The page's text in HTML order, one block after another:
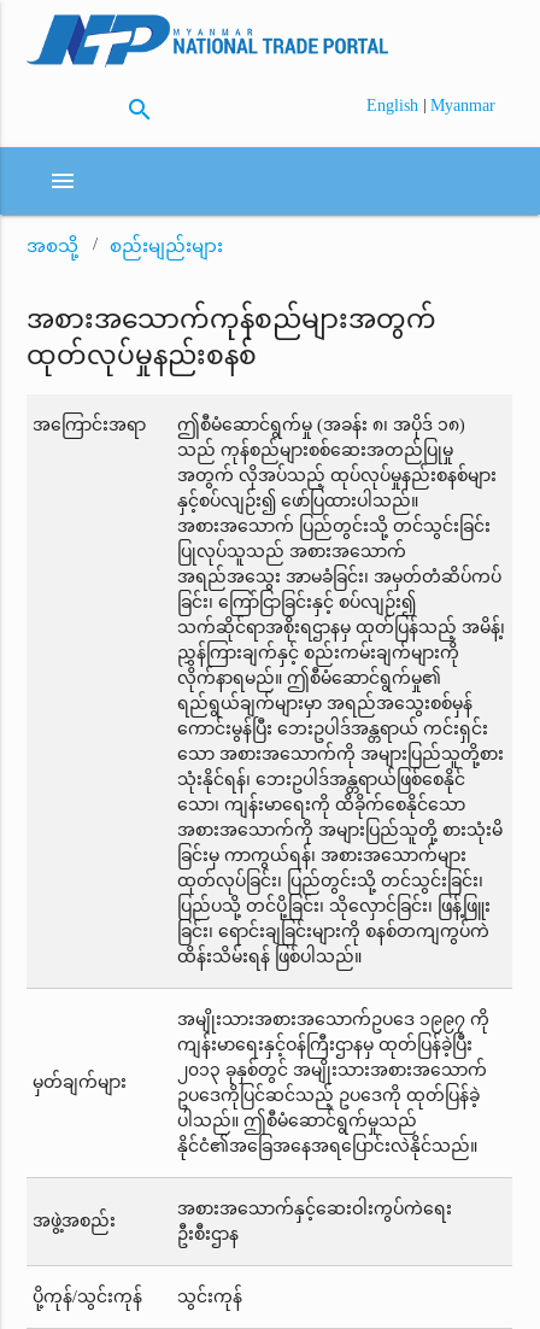
search English | Myanmar
menu
အစသို့ စည်းမျည်းများ
အစားအသောက်ကုန်စည်များအတွက်
ထုတ်လုပ်မှုနည်းစနစ်
အကြောင်းအရာ
ဤစီမံဆောင်ရွက်မှု (အခန်း ၈၊ အပိုဒ် ၁၈)
သည် ကုန်စည်များစစ်ဆေးအတည်ပြုမှု
အတွက် လိုအပ်သည့် ထုပ်လုပ်မှုနည်းစနစ်များ
နှင့်စပ်လျဉ်း၍ ဖော်ပြထားပါသည်။
အစားအသောက် ပြည်တွင်းသို့ တင်သွင်းခြင်း
ပြုလုပ်သူသည် အစားအသောက်
အရည်အသွေး အာမခံခြင်း၊ အမှတ်တံဆိပ်ကပ်
ခြင်း၊ ကြော်ငြာခြင်းနှင့် စပ်လျဉ်း၍
သက်ဆိုင်ရာအစိုးရဌာနမှ ထုတ်ပြန်သည့် အမိန့်၊
ညွှန်ကြားချက်နှင့် စည်းကမ်းချက်များကို
လိုက်နာရမည်။ ဤစီမံဆောင်ရွက်မှု၏
ရည်ရွယ်ချက်များမှာ အရည်အသွေးစစ်မှန်
ကောင်းမွန်ပြီး ဘေးဥပါဒ်အန္တရာယ် ကင်းရှင်း
သော အစားအသောက်ကို အများပြည်သူတို့စား
သုံးနိုင်ရန်၊ ဘေးဥပါဒ်အန္တရာယ်ဖြစ်စေနိုင်
သော၊ ကျန်းမာရေးကို ထိခိုက်စေနိုင်သော
အစားအသောက်ကို အများပြည်သူတို့ စားသုံးမိ
ခြင်းမှ ကာကွယ်ရန်၊ အစားအသောက်များ
ထုတ်လုပ်ခြင်း၊ ပြည်တွင်းသို့ တင်သွင်းခြင်း၊
ပြည်ပသို့ တင်ပို့ခြင်း၊ သိုလှောင်ခြင်း၊ ဖြန့်ဖြူး
ခြင်း၊ ရောင်းချခြင်းများကို စနစ်တကျကွပ်ကဲ
ထိန်းသိမ်းရန် ဖြစ်ပါသည်။
မှတ်ချက်များ
အမျိုးသားအစားအသောက်ဥပဒေ ၁၉၉၇ ကို
ကျန်းမာရေးနှင့်ဝန်ကြီးဌာနမှ ထုတ်ပြန်ခဲ့ပြီး
၂၀၁၃ ခုနှစ်တွင် အမျိုးသားအစားအသောက်
ဥပဒေကိုပြင်ဆင်သည့် ဥပဒေကို ထုတ်ပြန်ခဲ့
ပါသည်။ ဤစီမံဆောင်ရွက်မှုသည်
နိုင်ငံ၏အခြေအနေအရပြောင်းလဲနိုင်သည်။
အဖွဲ့အစည်း
အစားအသောက်နှင့်ဆေးဝါးကွပ်ကဲရေး
ဦးစီးဌာန
ပို့ကုန်/သွင်းကုန် သွင်းကုန်